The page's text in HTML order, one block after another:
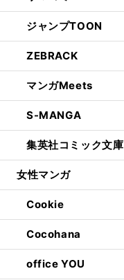
ジャンプTOON
ZEBRACK
マンガMeets
S-MANGA
集英社コミック文庫
女性マンガ
Cookie
Cocohana
office YOU